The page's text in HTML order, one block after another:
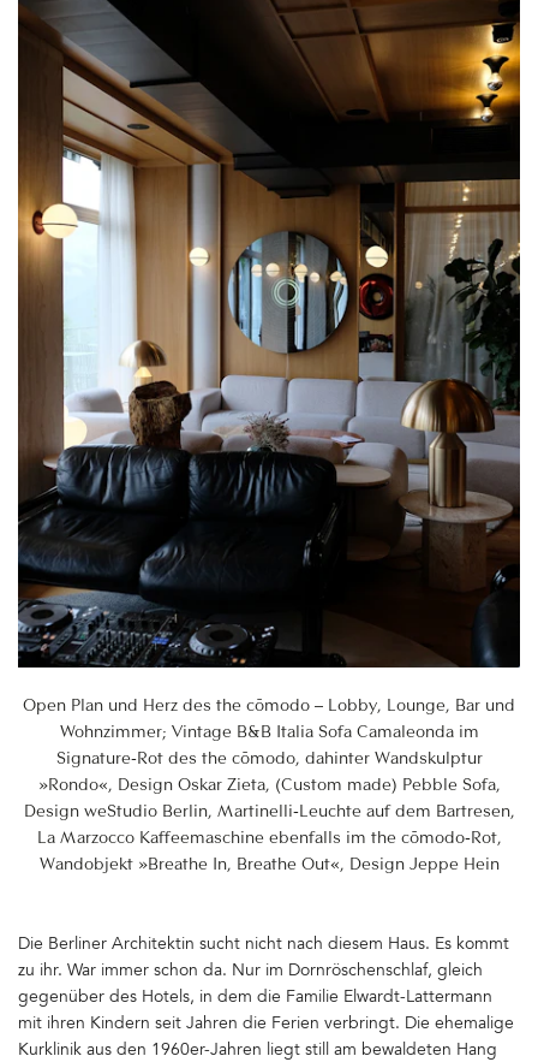
Open Plan und Herz des the cōmodo – Lobby, Lounge, Bar und
Wohnzimmer; Vintage B&B Italia Sofa Camaleonda im
Signature-Rot des the cōmodo, dahinter Wandskulptur
»Rondo«, Design Oskar Zieta, (Custom made) Pebble Sofa,
Design weStudio Berlin, Martinelli-Leuchte auf dem Bartresen,
La Marzocco Kaffeemaschine ebenfalls im the cōmodo-Rot,
Wandobjekt »Breathe In, Breathe Out«, Design Jeppe Hein
Die Berliner Architektin sucht nicht nach diesem Haus. Es kommt
zu ihr. War immer schon da. Nur im Dornröschenschlaf, gleich
gegenüber des Hotels, in dem die Familie Elwardt-Lattermann
mit ihren Kindern seit Jahren die Ferien verbringt. Die ehemalige
Kurklinik aus den 1960er-Jahren liegt still am bewaldeten Hang